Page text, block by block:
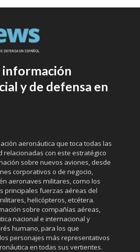
información
y de defensa en
aeronáutica que toca todas las
relacionadas con este estratégico
sobre nuevos aviones, desde
corporativos o de negocio,
aeronaves militares, como los
principales fuerzas aéreas del
helicópteros, etcétera.
sobre compañías aéreas,
nacional e internacional y
humano, para los que
personajes más representativos
en todas sus vertientes.